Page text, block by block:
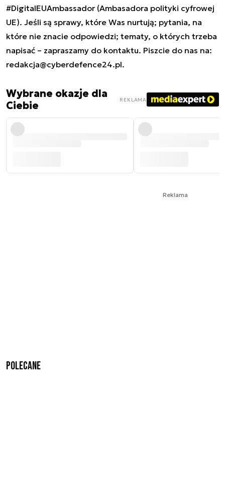
#DigitalEUAmbassador (Ambasadora polityki cyfrowej
UE). Jeśli są sprawy, które Was nurtują; pytania, na
które nie znacie odpowiedzi; tematy, o których trzeba
napisać – zapraszamy do kontaktu. Piszcie do nas na:
redakcja@cyberdefence24.pl.
Wybrane okazje dla
Ciebie
REKLAMA
Reklama
Polecane